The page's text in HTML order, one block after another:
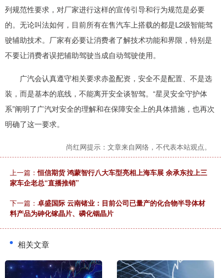
列规范性要求，对厂家进行这样的宣传引导和行为规范是必要
的。无论叫法如何，目前所有在售汽车上搭载的都是L2级智能驾
驶辅助技术。厂家有必要让消费者了解技术功能和界限，特别是
不要让消费者误把辅助驾驶当成自动驾驶使用。
广汽会认真遵守相关要求赤盈配资，安全不是配置、不是选
装，而是基本的底线，不能离开安全谈智驾。“星灵安全守护体
系”阐明了广汽对安全的理解和在保障安全上的具体措施，也再次
明确了这一要求。
尚红网提示：文章来自网络，不代表本站观点。
上一篇：恒信期货 鸿蒙智行八大车型亮相上海车展 余承东拉上三
家车企老总“直播推销”
下一篇： 卓盛国际 云南锗业：目前公司已量产的化合物半导体材
料产品为砷化镓晶片、磷化铟晶片
相关文章